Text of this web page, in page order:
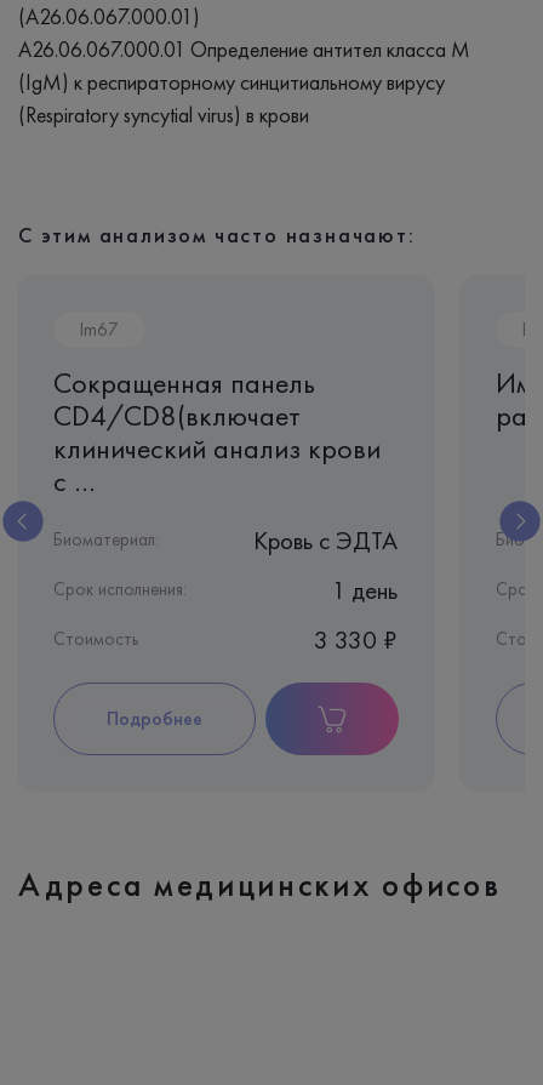
(A26.06.067.000.01)
A26.06.067.000.01 Определение антител класса M
(IgM) к респираторному синцитиальному вирусу
(Respiratory syncytial virus) в крови
С этим анализом часто назначают:
Im67
Сокращенная панель
CD4/CD8(включает
клинический анализ крови
с ...
Биоматериал: Кровь c ЭДТА
Срок исполнения: 1 день
Стоимость 3 330 ₽
Подробнее
Срок
Адреса медицинских офисов